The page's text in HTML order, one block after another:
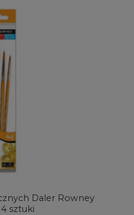
Daler Rowney
sztuki